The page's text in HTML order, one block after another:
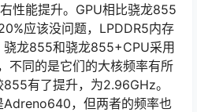
性能提升。GPU相比骁龙855
应该没问题，LPDDR5内存
龙855和骁龙855+CPU采用
不同的是它们的大核频率有所
有了提升，为2.96GHz。
，但两者的频率也